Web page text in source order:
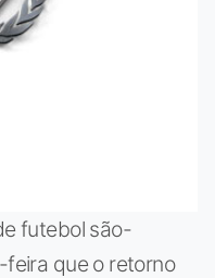
futebol são-
que o retorno